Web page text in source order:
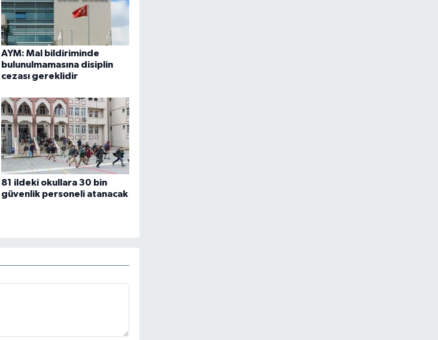
AYM: Mal bildiriminde
bulunulmamasına disiplin
cezası gereklidir
81 ildeki okullara 30 bin
güvenlik personeli atanacak